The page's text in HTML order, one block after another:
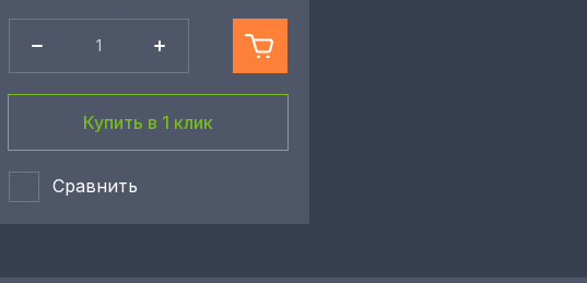
Купить в 1 клик
Сравнить